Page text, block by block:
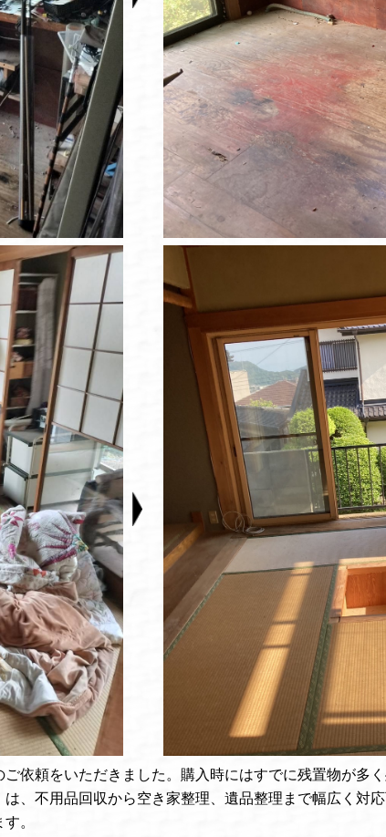
依頼をいただきました。購入時にはすでに残置物が多
、不用品回収から空き家整理、遺品整理まで幅広く対
。